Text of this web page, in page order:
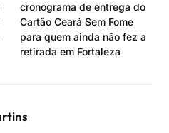
cronograma de entrega do
Cartão Ceará Sem Fome
para quem ainda não fez a
retirada em Fortaleza